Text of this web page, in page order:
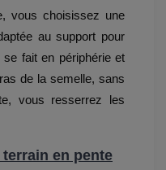
vous choisissez une
au support pour
fait en périphérie et
de la semelle, sans
vous resserrez les
en pente